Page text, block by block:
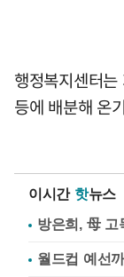
행정복지센터
등에 배분해 온
이시간 핫뉴스
방은희, 母
월드컵 예선